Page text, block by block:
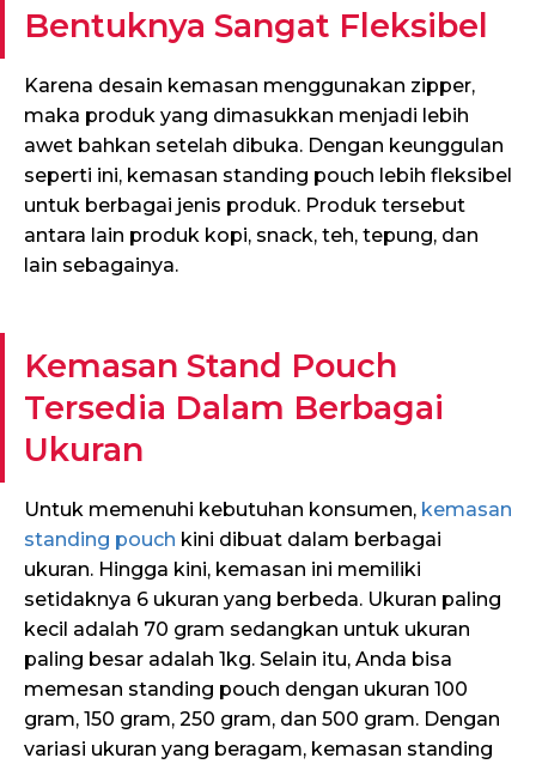
Bentuknya Sangat Fleksibel
Karena desain kemasan menggunakan zipper,
maka produk yang dimasukkan menjadi lebih
awet bahkan setelah dibuka. Dengan keunggulan
seperti ini, kemasan standing pouch lebih fleksibel
untuk berbagai jenis produk. Produk tersebut
antara lain produk kopi, snack, teh, tepung, dan
lain sebagainya.
Kemasan Stand Pouch
Tersedia Dalam Berbagai
Ukuran
Untuk memenuhi kebutuhan konsumen, kemasan
standing pouch kini dibuat dalam berbagai
ukuran. Hingga kini, kemasan ini memiliki
setidaknya 6 ukuran yang berbeda. Ukuran paling
kecil adalah 70 gram sedangkan untuk ukuran
paling besar adalah 1kg. Selain itu, Anda bisa
memesan standing pouch dengan ukuran 100
gram, 150 gram, 250 gram, dan 500 gram. Dengan
variasi ukuran yang beragam, kemasan standing